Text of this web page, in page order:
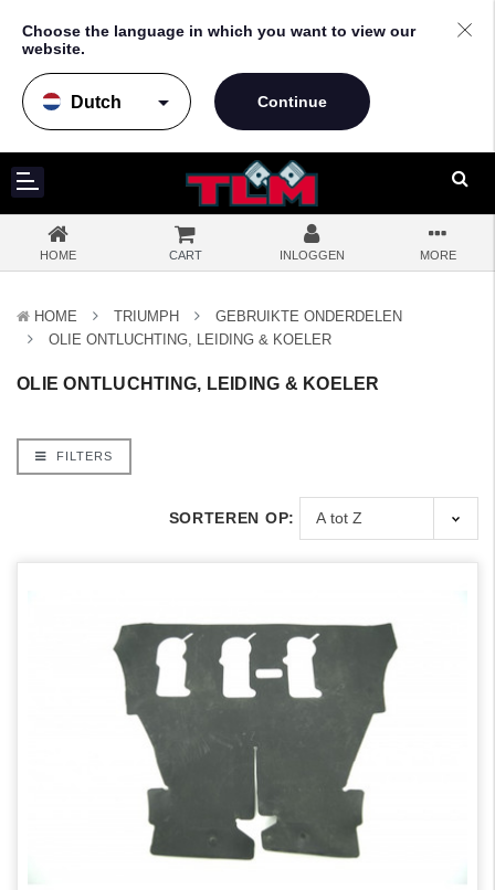
Choose the language in which you want to view our
website.
arrow_drop_down
HOME CART INLOGGEN MORE
HOME TRIUMPH
GEBRUIKTE ONDERDELEN
OLIE ONTLUCHTING, LEIDING & KOELER
OLIE ONTLUCHTING, LEIDING & KOELER
FILTERS
SORTEREN OP: